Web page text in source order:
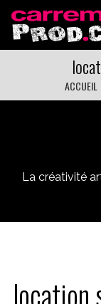
ACCUEIL
La créativité
location